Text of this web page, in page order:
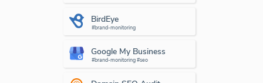
BirdEye
#brand-monitoring
Google My Business
#brand-monitoring #seo